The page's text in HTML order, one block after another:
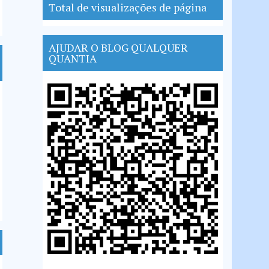
Total de visualizações de página
AJUDAR O BLOG QUALQUER
QUANTIA